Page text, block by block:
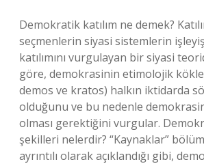
Demokratik katılım ne demek?
seçmenlerin siyasi sistemlerin
katılımını vurgulayan bir siyasi
göre, demokrasinin etimolojik
demos ve kratos) halkın iktidarda
olduğunu ve bu nedenle
olması gerektiğini vurgular.
şekilleri nelerdir? “Kaynaklar”
ayrıntılı olarak açıklandığı gibi,